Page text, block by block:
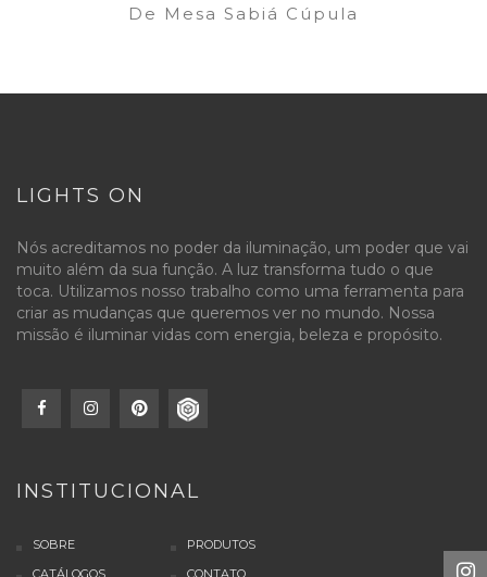
De Mesa Sabiá Cúpula
LIGHTS ON
Nós acreditamos no poder da iluminação, um poder que vai
muito além da sua função. A luz transforma tudo o que
toca. Utilizamos nosso trabalho como uma ferramenta para
criar as mudanças que queremos ver no mundo. Nossa
missão é iluminar vidas com energia, beleza e propósito.
INSTITUCIONAL
SOBRE
PRODUTOS
CATÁLOGOS
CONTATO